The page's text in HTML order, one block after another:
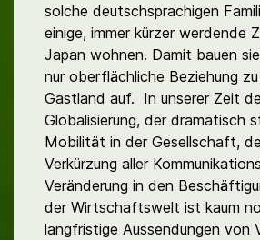
solche deutschsprachigen
einige, immer kürzer werdende
Japan wohnen. Damit bauen
nur oberflächliche Beziehung zu
Gastland auf. In unserer Zeit
Globalisierung, der dramatisch
Mobilität in der Gesellschaft,
Verkürzung aller
Veränderung in den
der Wirtschaftswelt ist kaum
langfristige Aussendungen von